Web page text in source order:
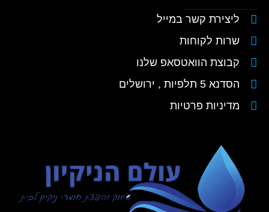
ליצירת קשר במייל
שרות לקוחות
קבוצת הוואטסאפ שלנו
הסדנא 5 תלפיות , ירושלים
מדיניות פרטיות